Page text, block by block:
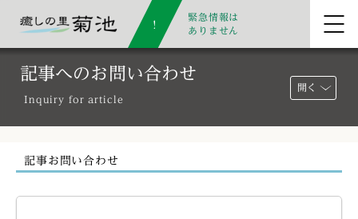
緊急情報は
ありません
記事へのお問い合わせ
Inquiry for article
開く
記事お問い合わせ